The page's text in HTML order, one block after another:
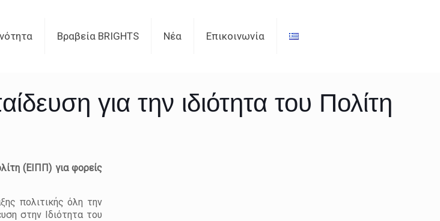
Βραβεία BRIGHTS Νέα Επικοινωνία
για την ιδιότητα του Πολίτη
(ΕΙΠΠ) για φορείς
πολιτικής όλη την
στην Ιδιότητα του